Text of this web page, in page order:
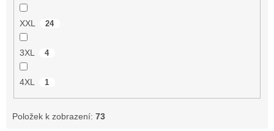
XXL 24
3XL 4
4XL 1
Položek k zobrazení: 73